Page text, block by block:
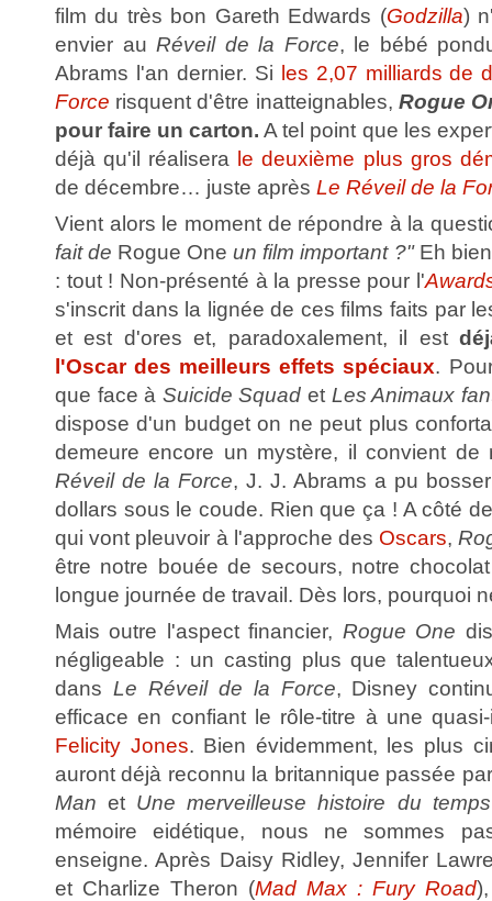
film du très bon Gareth Edwards (Godzilla)
envier auRéveil de la Force, le bébé
Abrams l'an dernier. Si les 2,07 milliards de
Force risquent d'être inatteignables, Rogue
pour faire un carton. A tel point que les
déjà qu'il réalisera le deuxième plus gros
de décembre… juste après Le Réveil de la
Vient alors le moment de répondre à la
fait de Rogue One un film important ?"Eh
: tout ! Non-présenté à la presse pour l'
s'inscrit dans la lignée de ces films faits par
et est d'ores et, paradoxalement, il est
l'Oscar des meilleurs effets spéciaux.
que face à Suicide Squad et Les Animaux
dispose d'un budget on ne peut plus
demeure encore un mystère, il convient
Réveil de la Force, J. J. Abrams a pu
dollars sous le coude. Rien que ça ! A côté
qui vont pleuvoir à l'approche des Oscars,
être notre bouée de secours, notre
longue journée de travail. Dès lors, pourquoi
Mais outre l'aspect financier, Rogue One
négligeable : un casting plus que
dans Le Réveil de la Force, Disney
efficace en confiant le rôle-titre à une
Felicity Jones. Bien évidemment, les plus
auront déjà reconnu la britannique passée
Man et Une merveilleuse histoire du temps
mémoire eidétique, nous ne sommes
enseigne. Après Daisy Ridley, Jennifer
et Charlize Theron (Mad Max : Fury Road